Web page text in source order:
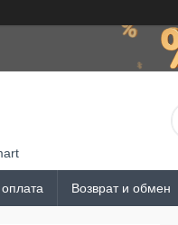
Возврат и обмен